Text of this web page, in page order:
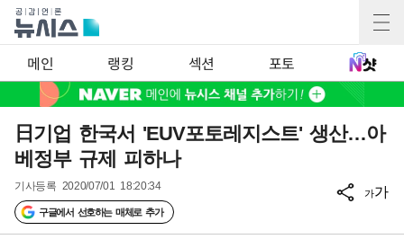
메인 랭킹 섹션 포토
日기업 한국서 'EUV포토레지스트' 생산…아
베정부 규제 피하나
기사등록 2020/07/01 18:20:34
구글에서 선호하는 매체로 추가
가가